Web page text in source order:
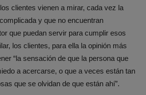
clientes vienen a mirar, cada vez la
y que no encuentran
que puedan servir para cumplir esos
los clientes, para ella la opinión más
“la sensación de que la persona que
a acercarse, o que a veces están tan
que se olvidan de que están ahí”.